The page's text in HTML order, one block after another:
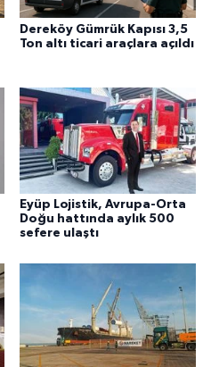
Dereköy Gümrük Kapısı 3,5
Ton altı ticari araçlara açıldı
Eyüp Lojistik, Avrupa-Orta
Doğu hattında aylık 500
sefere ulaştı